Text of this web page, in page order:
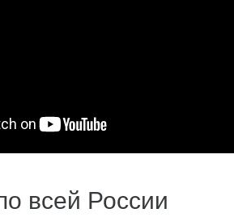
всей России